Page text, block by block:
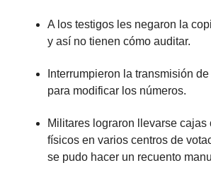
A los testigos les negaron la
y así no tienen cómo auditar.
Interrumpieron la transmisión
para modificar los números.
Militares lograron llevarse cajas
físicos en varios centros de
se pudo hacer un recuento